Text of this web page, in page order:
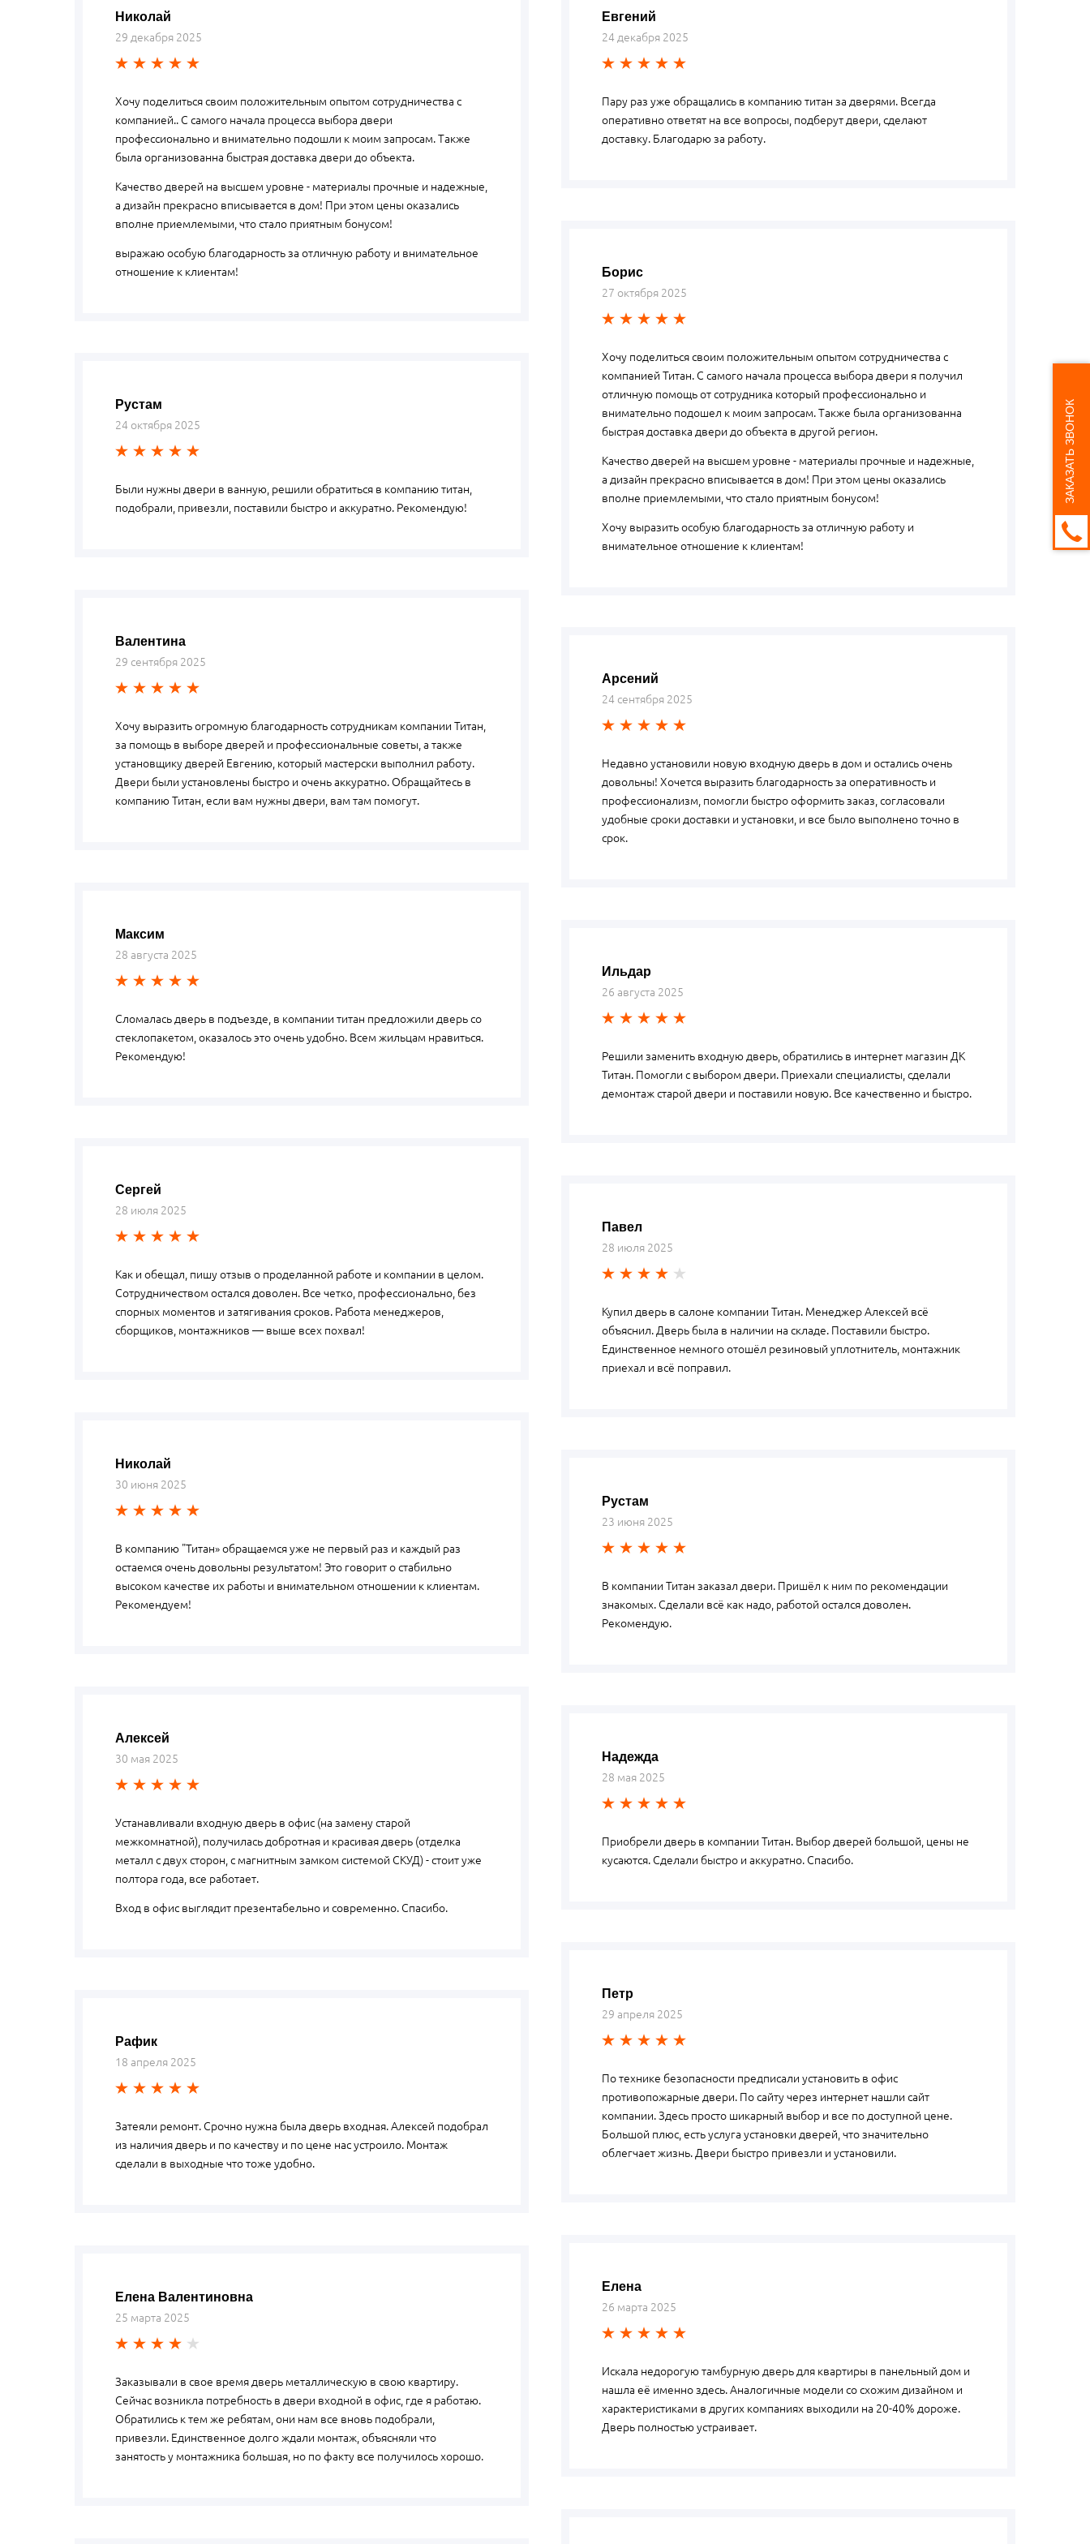
Николай
29 декабря 2025
Хочу поделиться своим положительным опытом сотрудничества с
компанией.. С самого начала процесса выбора двери
профессионально и внимательно подошли к моим запросам. Также
была организованна быстрая доставка двери до объекта.
Качество дверей на высшем уровне - материалы прочные и надежные,
а дизайн прекрасно вписывается в дом! При этом цены оказались
вполне приемлемыми, что стало приятным бонусом!
выражаю особую благодарность за отличную работу и внимательное
отношение к клиентам!
Евгений
24 декабря 2025
Пару раз уже обращались в компанию титан за дверями. Всегда
оперативно ответят на все вопросы, подберут двери, сделают
доставку. Благодарю за работу.
Борис
27 октября 2025
Хочу поделиться своим положительным опытом сотрудничества с
компанией Титан. С самого начала процесса выбора двери я получил
отличную помощь от сотрудника который профессионально и
внимательно подошел к моим запросам. Также была организованна
быстрая доставка двери до объекта в другой регион.
Качество дверей на высшем уровне - материалы прочные и надежные,
а дизайн прекрасно вписывается в дом! При этом цены оказались
вполне приемлемыми, что стало приятным бонусом!
Хочу выразить особую благодарность за отличную работу и
внимательное отношение к клиентам!
Рустам
24 октября 2025
Были нужны двери в ванную, решили обратиться в компанию титан,
подобрали, привезли, поставили быстро и аккуратно. Рекомендую!
Валентина
29 сентября 2025
Хочу выразить огромную благодарность сотрудникам компании Титан,
за помощь в выборе дверей и профессиональные советы, а также
установщику дверей Евгению, который мастерски выполнил работу.
Двери были установлены быстро и очень аккуратно. Обращайтесь в
компанию Титан, если вам нужны двери, вам там помогут.
Арсений
24 сентября 2025
Недавно установили новую входную дверь в дом и остались очень
довольны! Хочется выразить благодарность за оперативность и
профессионализм, помогли быстро оформить заказ, согласовали
удобные сроки доставки и установки, и все было выполнено точно в
срок.
Максим
28 августа 2025
Сломалась дверь в подъезде, в компании титан предложили дверь со
стеклопакетом, оказалось это очень удобно. Всем жильцам нравиться.
Рекомендую!
Ильдар
26 августа 2025
Решили заменить входную дверь, обратились в интернет магазин ДК
Титан. Помогли с выбором двери. Приехали специалисты, сделали
демонтаж старой двери и поставили новую. Все качественно и быстро.
Сергей
28 июля 2025
Как и обещал, пишу отзыв о проделанной работе и компании в целом.
Сотрудничеством остался доволен. Все четко, профессионально, без
спорных моментов и затягивания сроков. Работа менеджеров,
сборщиков, монтажников — выше всех похвал!
Павел
28 июля 2025
Купил дверь в салоне компании Титан. Менеджер Алексей всё
объяснил. Дверь была в наличии на складе. Поставили быстро.
Единственное немного отошёл резиновый уплотнитель, монтажник
приехал и всё поправил.
Николай
30 июня 2025
В компанию "Титан» обращаемся уже не первый раз и каждый раз
остаемся очень довольны результатом! Это говорит о стабильно
высоком качестве их работы и внимательном отношении к клиентам.
Рекомендуем!
Рустам
23 июня 2025
В компании Титан заказал двери. Пришёл к ним по рекомендации
знакомых. Сделали всё как надо, работой остался доволен.
Рекомендую.
Алексей
30 мая 2025
Устанавливали входную дверь в офис (на замену старой
межкомнатной), получилась добротная и красивая дверь (отделка
металл с двух сторон, с магнитным замком системой СКУД) - стоит уже
полтора года, все работает.
Вход в офис выглядит презентабельно и современно. Спасибо.
Надежда
28 мая 2025
Приобрели дверь в компании Титан. Выбор дверей большой, цены не
кусаются. Сделали быстро и аккуратно. Спасибо.
Петр
29 апреля 2025
По технике безопасности предписали установить в офис
противопожарные двери. По сайту через интернет нашли сайт
компании. Здесь просто шикарный выбор и все по доступной цене.
Большой плюс, есть услуга установки дверей, что значительно
облегчает жизнь. Двери быстро привезли и установили.
Рафик
18 апреля 2025
Затеяли ремонт. Срочно нужна была дверь входная. Алексей подобрал
из наличия дверь и по качеству и по цене нас устроило. Монтаж
сделали в выходные что тоже удобно.
Елена
26 марта 2025
Искала недорогую тамбурную дверь для квартиры в панельный дом и
нашла её именно здесь. Аналогичные модели со схожим дизайном и
характеристиками в других компаниях выходили на 20-40% дороже.
Дверь полностью устраивает.
Елена Валентиновна
25 марта 2025
Заказывали в свое время дверь металлическую в свою квартиру.
Сейчас возникла потребность в двери входной в офис, где я работаю.
Обратились к тем же ребятам, они нам все вновь подобрали,
привезли. Единственное долго ждали монтаж, объясняли что
занятость у монтажника большая, но по факту все получилось хорошо.
ЗАКАЗАТЬ ЗВОНОК